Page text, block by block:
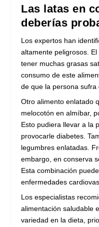
Las latas en
deberías
Los expertos han
altamente peligrosos.
tener muchas grasas
consumo de este
de que la persona sufra
Otro alimento enlatado
melocotón en almíbar,
Esto pudiera llevar a la
provocarle diabetes.
legumbres enlatadas.
embargo, en conserva
Esta combinación
enfermedades
Los especialistas
alimentación saludable
variedad en la dieta,